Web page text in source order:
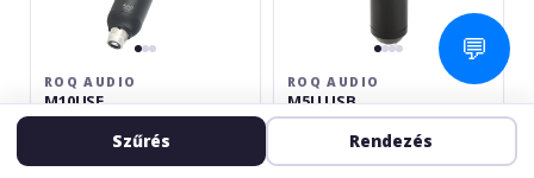
ROQ AUDIO
M10USE
Podcasting Mikrofon
ROQ AUDIO
M5U USB
Podcast mikrofon
Szűrés Rendezés
💬